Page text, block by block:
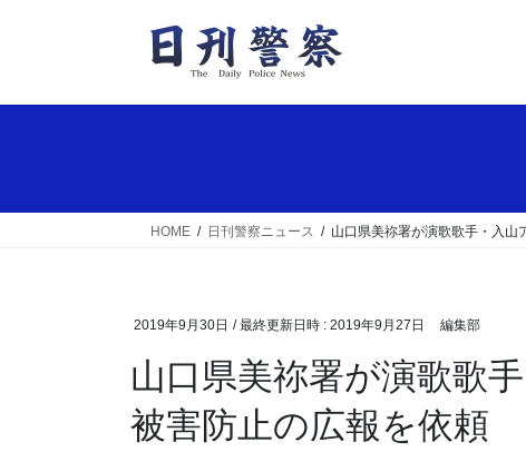
HOME 日刊警察ニュース 山口県美祢署が演歌歌手・入山
2019年9月30日 / 最終更新日時 : 2019年9月27日 編集部
山口県美祢署が演歌歌手・入山アキ子さんに詐欺
被害防止の広報を依頼